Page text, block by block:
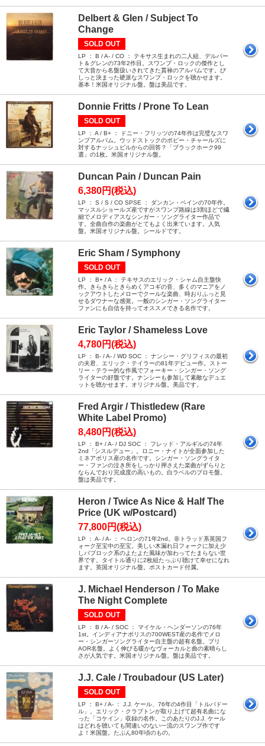
Delbert & Glen / Subject To
Change
SOLD OUT
LP ： B / A- / CO ： テキサス生まれの二人組、デルバー
ト＆グレンの73年2作目。スワンプ・ロックの傑作とし
て大昔から名盤扱いされてきた貫禄のアルバムです。び
しっと決まった硬派なスワンプ・ロックを聴かせます。
基本！米国オリジナル盤。盤は美品です。
Donnie Fritts / Prone To Lean
SOLD OUT
LP ： A / B+ ： ドニー・フリッツの74年作は完璧なスワ
ンプアルバム。ウッドストックのボビー・チャールズに
対するナッシュビルからの回答？「ブラックホーク99
選」の1枚。米国オリジナル盤。
Duncan Pain / Duncan Pain
6,380円(税込)
LP ： S / S / CO SPSE ： ダンカン・ペインの70年作。
マッスルショールズ産ですがスワンプ路線は3割ほどで繊
細でメロディアスなシンガー・ソングライター作品で
す。全曲自作の楽曲がとてもよく出来ています。人気
盤。米国オリジナル盤。シールドです。
Eric Sham / Symphony
SOLD OUT
LP ： B+ / A ： テキサスのエリック・シャム自主盤快
作。きらきらときらめくアコギの音、多くのマニアをノ
ックアウトしたメローでクールな楽曲、時おりふっと見
せるダウナーな感覚。一般のシンガー・ソングライター
ファンにも自信を持ってオススメできる名作です。
Eric Taylor / Shameless Love
4,780円(税込)
LP ： B- / A- / WD SOC ： ナンシー・グリフィスの最初
の夫君、エリック・テイラーの81年デビュー作。ストー
リー・テラー的な作風でフォーキー・シンガー・ソング
ライターの好盤です。ナンシーも参加して素敵なデュエ
ットを聴かせます。オリジナル盤。美品です。
Fred Argir / Thistledew (Rare
White Label Promo)
8,480円(税込)
LP ： B+ / A- / DJ SOC ： フレッド・アルギルの74年
2nd「シスルデュー」。ロニー・ナイトが全面参加した
ミネアポリス産の名作です。シンガー・ソングライタ
ー・ファンの泣き所をしっかり押さえた楽曲がずらりと
ならんでおり完成度の高いもの。白ラベルのプロモ盤。
盤は美品です。
Heron / Twice As Nice & Half The
Price (UK w/Postcard)
77,800円(税込)
LP ： A- / A- ： ヘロンの71年2nd。非トラッド系英国フ
ォーク至宝中の至宝。美しい木漏れ日フォークに加え少
しパブロック系のよたよた風味が加わってたまらない世
界です。タイトル通りに2枚組たっぷり聴けて幸せになれ
ます。英国オリジナル盤。ポストカード付属。
J. Michael Henderson / To Make
The Night Complete
SOLD OUT
LP ： B / A- / SOC ： マイケル・ヘンダーソンの76年
1st。インディアナポリスの700WEST産の名作でメロ
ー・シンガーソングライター自主盤の超有名盤。プリ
AOR名盤。よく伸びる暖かなヴォーカルと曲の素晴らし
さが人気です。米国オリジナル盤。盤は美品です。
J.J. Cale / Troubadour (US Later)
SOLD OUT
LP ： B+ / A- ： J.J. ケール、76年の4作目「トルバドー
ル」。エリック・クラプトンが取り上げて超有名曲にな
った「コケイン」収録の名作。このあたりのJ.J. ケール
はどれを聴いても間違いのない一流のスワンプ作です
よ！米国盤。たぶん80年頃のもの。